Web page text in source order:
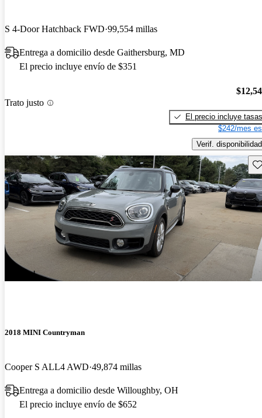
S 4-Door Hatchback FWD 99,554 millas
Entrega a domicilio desde Gaithersburg, MD
El precio incluye envío de $351
Trato justo
El precio incluye tasas
$242/mes
Verif. disponibilidad
¡Nuevo!
2018 MINI Countryman
Cooper S ALL4 AWD 49,874 millas
Entrega a domicilio desde Willoughby, OH
El precio incluye envío de $652